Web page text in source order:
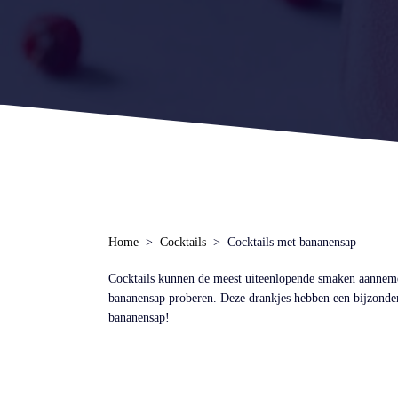
Home Cocktails Cocktails met bananensap
Cocktails kunnen de meest uiteenlopende smaken
bananensap proberen. Deze drankjes hebben een
bananensap!